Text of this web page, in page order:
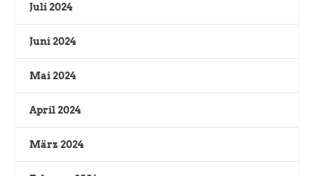
Juli 2024
Juni 2024
Mai 2024
April 2024
März 2024